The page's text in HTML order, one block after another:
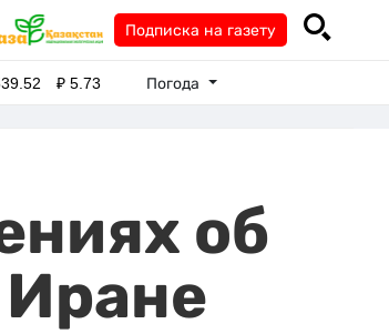
Подписка на газету
₽5.73 Погода
об
Иране